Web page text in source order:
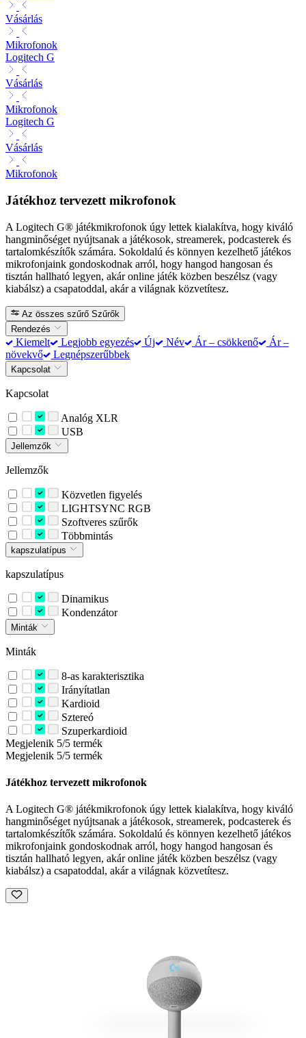
Vásárlás
Mikrofonok
Logitech G
Vásárlás
Mikrofonok
Logitech G
Vásárlás
Mikrofonok
Játékhoz tervezett mikrofonok
A Logitech G® játékmikrofonok úgy lettek kialakítva, hogy kiváló
hangminőséget nyújtsanak a játékosok, streamerek, podcasterek és
tartalomkészítők számára. Sokoldalú és könnyen kezelhető játékos
mikrofonjaink gondoskodnak arról, hogy hangod hangosan és
tisztán hallható legyen, akár online játék közben beszélsz (vagy
kiabálsz) a csapatoddal, akár a világnak közvetítesz.
Az összes szűrő Szűrők
Rendezés
Kiemelt Legjobb egyezés Új Név Ár – csökkenő
Ár –
növekvő
Legnépszerűbbek
Kapcsolat
Kapcsolat
Analóg XLR
USB
Jellemzők
Jellemzők
Közvetlen figyelés
LIGHTSYNC RGB
Szoftveres szűrők
Többmintás
kapszulatípus
kapszulatípus
Dinamikus
Kondenzátor
Minták
Minták
8-as karakterisztika
Irányítatlan
Kardioid
Sztereó
Szuperkardioid
Megjelenik 5/5 termék
Megjelenik 5/5 termék
Játékhoz tervezett mikrofonok
A Logitech G® játékmikrofonok úgy lettek kialakítva, hogy kiváló
hangminőséget nyújtsanak a játékosok, streamerek, podcasterek és
tartalomkészítők számára. Sokoldalú és könnyen kezelhető játékos
mikrofonjaink gondoskodnak arról, hogy hangod hangosan és
tisztán hallható legyen, akár online játék közben beszélsz (vagy
kiabálsz) a csapatoddal, akár a világnak közvetítesz.